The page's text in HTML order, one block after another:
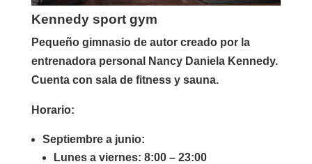
Kennedy sport gym
Pequeño gimnasio de autor creado por la
entrenadora personal Nancy Daniela Kennedy.
Cuenta con sala de fitness y sauna.
Horario:
Septiembre a junio:
Lunes a viernes: 8:00 – 23:00